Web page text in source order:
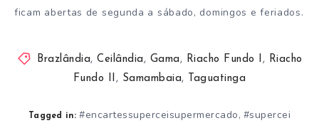
ficam abertas de segunda a sábado, domingos e feriados.
Brazlândia, Ceilândia , Gama , Riacho Fundo I , Riacho
Fundo II , Samambaia, Taguatinga
Tagged in: #encartessuperceisupermercado, #supercei